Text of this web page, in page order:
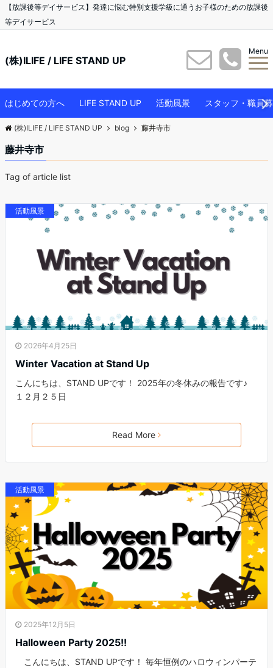
【放課後等デイサービス】発達に悩む特別支援学級に通うお子様のための放課後
等デイサービス
(株)ILIFE / LIFE STAND UP
Menu
はじめての方へ LIFE STAND UP 活動風景 スタッフ・職員
(株)ILIFE / LIFE STAND UP blog 藤井寺市
藤井寺市
Tag of article list
活動風景
2026年4月25日
Winter Vacation at Stand Up
こんにちは、STAND UPです！ 2025年の冬休みの報告です♪
１２月２５日
Read More
活動風景
2025年12月5日
Halloween Party 2025!!
こんにちは、STAND UPです！ 毎年恒例のハロウィンパーテ